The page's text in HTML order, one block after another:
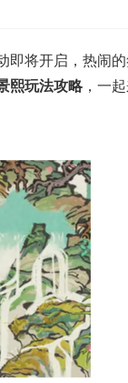
将开启，热闹
熙玩法攻略，一起